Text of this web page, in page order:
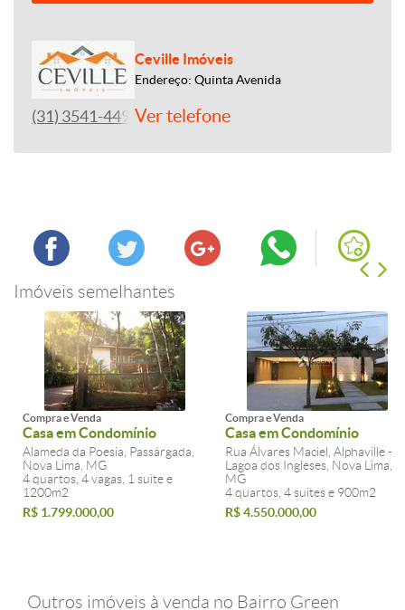
Ceville Imóveis
Endereço: Quinta Avenida
(31) 3541-4492Ver telefone
Imóveis semelhantes
Compra e Venda
Casa em Condomínio
Alameda da Poesia, Passárgada,
Nova Lima, MG
4 quartos, 4 vagas, 1 suite e
1200m2
R$ 1.799.000,00
Compra e Venda
Casa em Condomínio
Rua Álvares Maciel, Alphaville -
Lagoa dos Ingleses, Nova Lima,
MG
4 quartos, 4 suites e 900m2
R$ 4.550.000,00
Outros imóveis à venda no Bairro Green